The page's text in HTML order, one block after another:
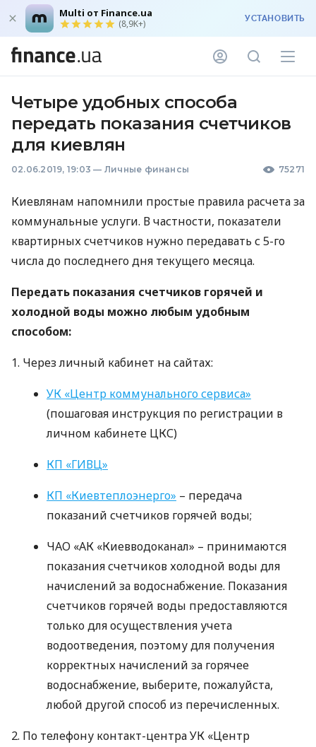
Multi от Finance.ua
(8,9K+) УСТАНОВИТЬ
Четыре удобных способа
передать показания счетчиков
для киевлян
02.06.2019, 19:03 — Личные финансы 75271
Киевлянам напомнили простые правила расчета за
коммунальные услуги. В частности, показатели
квартирных счетчиков нужно передавать с 5-го
числа до последнего дня текущего месяца.
Передать показания счетчиков горячей и
холодной воды можно любым удобным
способом:
1. Через личный кабинет на сайтах:
УК «Центр коммунального сервиса»
(пошаговая инструкция по регистрации в
личном кабинете ЦКС)
КП «ГИВЦ»
КП «Киевтеплоэнерго» – передача
показаний счетчиков горячей воды;
ЧАО «АК «Киевводоканал» – принимаются
показания счетчиков холодной воды для
начислений за водоснабжение. Показания
счетчиков горячей воды предоставляются
только для осуществления учета
водоотведения, поэтому для получения
корректных начислений за горячее
водоснабжение, выберите, пожалуйста,
любой другой способ из перечисленных.
2. По телефону контакт-центра УК «Центр